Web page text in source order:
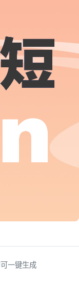
一键生成